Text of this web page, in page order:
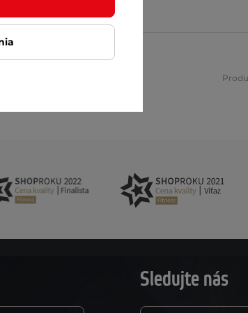
Tomáš Buriánek
Sledujte nás